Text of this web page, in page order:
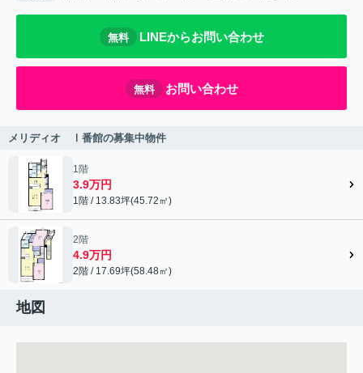
無料 LINEからお問い合わせ
無料 お問い合わせ
メリディオ Ⅰ番館の募集中物件
1階
3.9万円
1階 / 13.83坪(45.72㎡)
2階
4.9万円
2階 / 17.69坪(58.48㎡)
地図